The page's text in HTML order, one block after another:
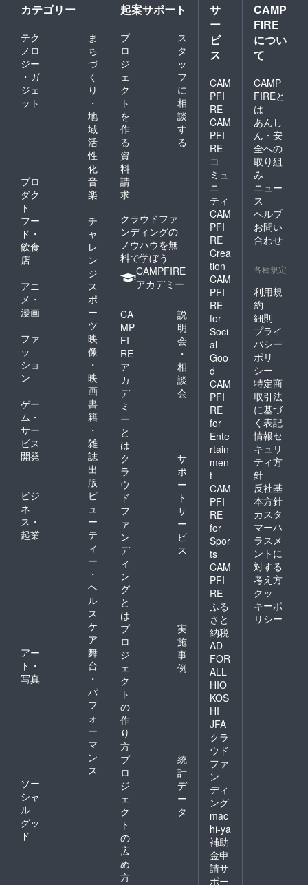
カテゴリー
テク
ノロ
ジー
・ガ
ジェ
ット
ま
ち
づ
く
り
・
地
域
活
性
化
プロ
ダク
ト
音
楽
フー
ド・
飲食
店
チ
ャ
レ
ン
ジ
アニ
メ・
漫画
ス
ポ
ー
ツ
ファ
ッ
ショ
ン
映
像
・
映
画
ゲー
ム・
サー
ビス
開発
書
籍
・
雑
誌
出
版
ビジ
ネ
ス・
起業
ビ
ュ
ー
テ
ィ
ー
・
ヘ
ル
ス
ケ
ア
アー
ト・
写真
舞
台
・
パ
フ
ォ
ー
マ
ン
ス
ソー
シャ
ル
グッ
ド
起案サポート
プ
ロ
ジ
ェ
ク
ト
を
作
る
ス
タ
ッ
フ
に
相
談
す
る
資
料
請
求
クラウドファ
ンディングの
ノウハウを無
料で学ぼう
CAMPFIRE
アカデミー
CA
MP
FI
RE
ア
カ
デ
ミ
ー
と
は
説
明
会
・
相
談
会
ク
ラ
ウ
ド
フ
ァ
ン
デ
ィ
ン
グ
と
は
サ
ポ
ー
ト
サ
ー
ビ
ス
プ
ロ
ジ
ェ
ク
ト
の
作
り
方
実
施
事
例
プ
ロ
ジ
ェ
ク
ト
の
広
め
方
統
計
デ
ー
タ
サ
ー
ビ
ス
CAM
PFI
RE
CAM
PFI
RE
コ
ミュ
ニ
ティ
CAM
PFI
RE
Crea
tion
CAM
PFI
RE
for
Soci
al
Goo
d
CAM
PFI
RE
for
Ente
rtain
men
t
CAM
PFI
RE
for
Spor
ts
CAM
PFI
RE
ふる
さと
納税
AD
FOR
ALL
HIO
KOS
HI
JFA
クラ
ウド
ファ
ン
ディ
ング
mac
hi-ya
補助
金申
請サ
ポー
CAMP
FIRE
につい
て
CAMP
FIREと
は
あんし
ん・安
全への
取り組
み
ニュー
ス
ヘルプ
お問い
合わせ
各種規定
利用規
約
細則
プライ
バシー
ポリ
シー
特定商
取引法
に基づ
く表記
情報セ
キュリ
ティ方
針
反社基
本方針
カスタ
マーハ
ラスメ
ントに
対する
考え方
クッ
キーポ
リシー